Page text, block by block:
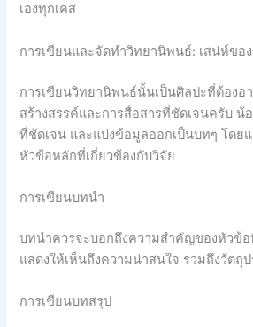
เองทุกเคส
การเขียนและจัดทำวิทยานิพนธ์: เสน่ห์ขอ
การเขียนวิทยานิพนธ์นั้นเป็นศิลปะที่ต้องอ
สร้างสรรค์และการสื่อสารที่ชัดเจนครับ น้
ที่ชัดเจน และแบ่งข้อมูลออกเป็นบทๆ โดย
หัวข้อหลักที่เกี่ยวข้องกับวิจัย
การเขียนบทนำ
บทนำควรจะบอกถึงความสำคัญของหัวข้อ
แสดงให้เห็นถึงความน่าสนใจ รวมถึงวัตถุ
การเขียนบทสรุป